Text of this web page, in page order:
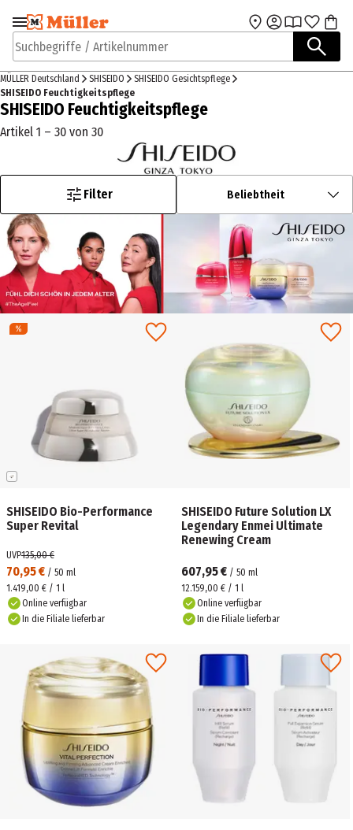
Zur Navigation
springen
Zum Hauptinhalt
Suchbegriffe / Artikelnummer
MÜLLER Deutschland SHISEIDO
SHISEIDO Gesichtspflege
SHISEIDO Feuchtigkeitspflege
SHISEIDO Feuchtigkeitspflege
Artikel 1 – 30 von 30
Filter Beliebtheit
SHISEIDO Bio-Performance
Super Revital
70,95 € / 50 ml
UVP135,00 €
1.419,00 € / 1 l
Online verfügbar
In die Filiale lieferbar
SHISEIDO Future Solution LX
Legendary Enmei Ultimate
Renewing Cream
607,95 € / 50 ml
12.159,00 € / 1 l
Online verfügbar
In die Filiale lieferbar